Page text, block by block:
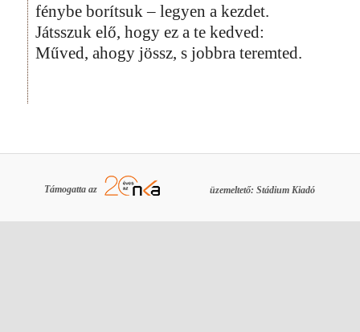
fénybe borítsuk – legyen a kezdet.
Játsszuk elő, hogy ez a te kedved:
Műved, ahogy jössz, s jobbra teremted.
Támogatta az üzemeltető: Stádium Kiadó